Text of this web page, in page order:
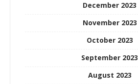
December 2023
November 2023
October 2023
September 2023
August 2023